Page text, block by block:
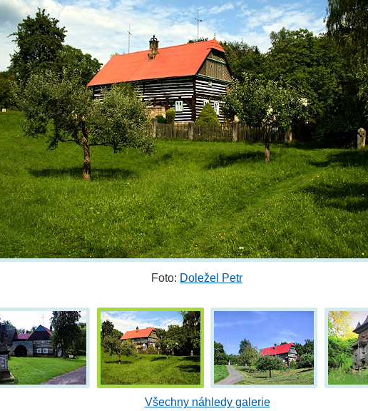
Foto: Doležel Petr
Všechny náhledy galerie